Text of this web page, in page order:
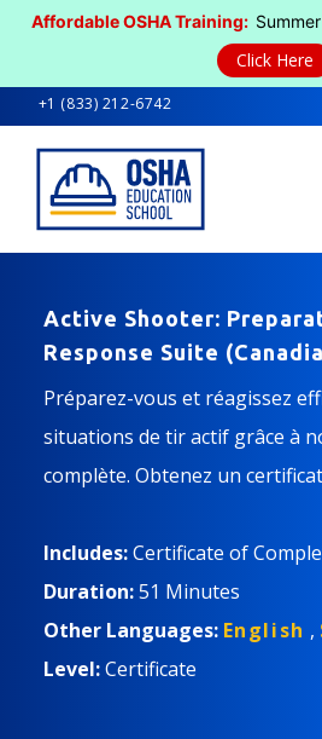
Affordable OSHA Training:
Click Here
+1 (833) 212-6742
Active Shooter:
Response Suite
Préparez-vous et réagissez
situations de tir actif grâce à
complète. Obtenez un
Includes:Certificate of
Duration:51 Minutes
Other Languages: English ,
Level:Certificate